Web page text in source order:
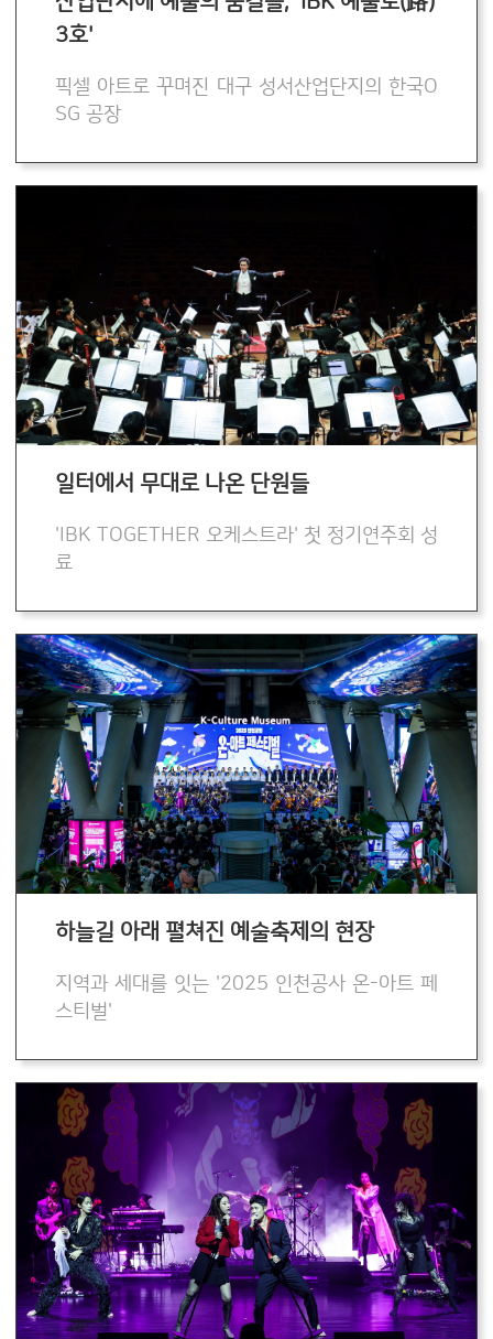
3호'
픽셀 아트로 꾸며진 대구 성서산업단지의 한국O
SG 공장
일터에서 무대로 나온 단원들
'IBK TOGETHER 오케스트라' 첫 정기연주회 성
료
하늘길 아래 펼쳐진 예술축제의 현장
지역과 세대를 잇는 '2025 인천공사 온-아트 페
스티벌'